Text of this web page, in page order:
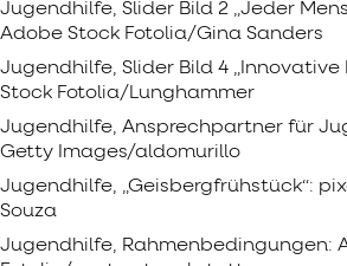
Jugendhilfe, Slider Bild 2 „Jeder
Adobe Stock Fotolia/Gina Sanders
Jugendhilfe, Slider Bild 4 „Innovative
Stock Fotolia/Lunghammer
Jugendhilfe, Ansprechpartner für
Getty Images/aldomurillo
Jugendhilfe, „Geisbergfrühstück“:
Souza
Jugendhilfe, Rahmenbedingungen: